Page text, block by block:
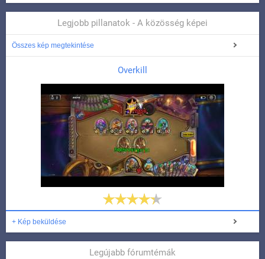
Legjobb pillanatok - A közösség képei
Összes kép megtekintése
Overkill
+ Kép beküldése
Legújabb fórumtémák